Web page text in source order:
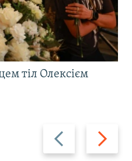
Назад Вперед
тіл Олексієм